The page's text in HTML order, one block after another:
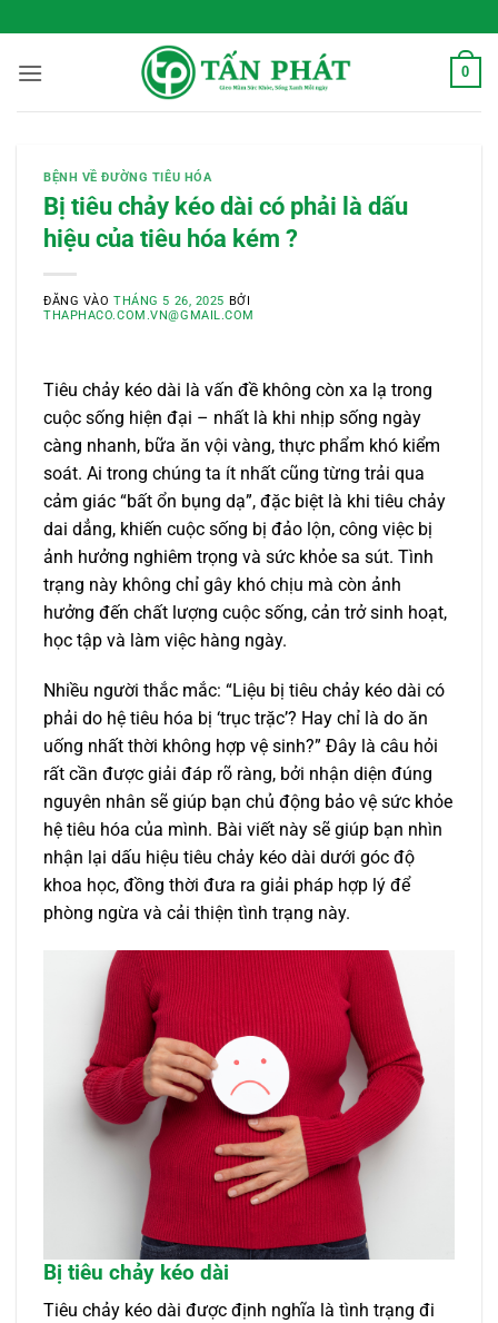
qua
nội
0
BỆNH VỀ ĐƯỜNG TIÊU HÓA
Bị tiêu chảy kéo dài có phải là dấu
hiệu của tiêu hóa kém ?
ĐĂNG VÀOTHÁNG 5 26, 2025 BỞI
THAPHACO.COM.VN@GMAIL.COM
Tiêu chảy kéo dài là vấn đề không còn xa lạ trong
cuộc sống hiện đại – nhất là khi nhịp sống ngày
càng nhanh, bữa ăn vội vàng, thực phẩm khó kiểm
soát. Ai trong chúng ta ít nhất cũng từng trải qua
cảm giác “bất ổn bụng dạ”, đặc biệt là khi tiêu chảy
dai dẳng, khiến cuộc sống bị đảo lộn, công việc bị
ảnh hưởng nghiêm trọng và sức khỏe sa sút. Tình
trạng này không chỉ gây khó chịu mà còn ảnh
hưởng đến chất lượng cuộc sống, cản trở sinh hoạt,
học tập và làm việc hàng ngày.
Nhiều người thắc mắc: “Liệu bị tiêu chảy kéo dài có
phải do hệ tiêu hóa bị ‘trục trặc’? Hay chỉ là do ăn
uống nhất thời không hợp vệ sinh?” Đây là câu hỏi
rất cần được giải đáp rõ ràng, bởi nhận diện đúng
nguyên nhân sẽ giúp bạn chủ động bảo vệ sức khỏe
hệ tiêu hóa của mình. Bài viết này sẽ giúp bạn nhìn
nhận lại dấu hiệu tiêu chảy kéo dài dưới góc độ
khoa học, đồng thời đưa ra giải pháp hợp lý để
phòng ngừa và cải thiện tình trạng này.
Bị tiêu chảy kéo dài
Tiêu chảy kéo dài được định nghĩa là tình trạng đi